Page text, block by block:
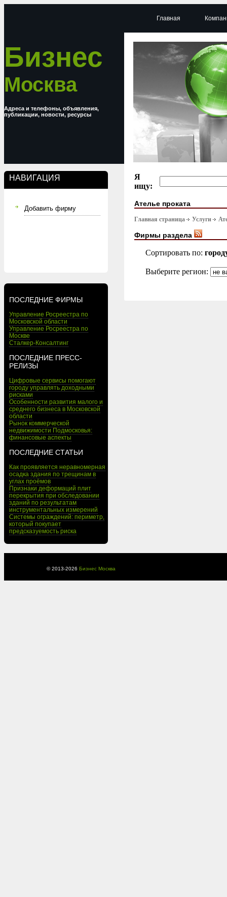
Бизнес
Москва
Адреса и телефоны, объявления,
публикации, новости, ресурсы
НАВИГАЦИЯ
Добавить фирму
ПОСЛЕДНИЕ ФИРМЫ
Управление Росреестра по
Московской области
Управление Росреестра по
Москве
Сталкер-Консалтинг
ПОСЛЕДНИЕ ПРЕСС-
РЕЛИЗЫ
Цифровые сервисы помогают
городу управлять доходными
рисками
Особенности развития малого и
среднего бизнеса в Московской
области
Рынок коммерческой
недвижимости Подмосковья:
финансовые аспекты
ПОСЛЕДНИЕ СТАТЬИ
Как проявляется неравномерная
осадка здания по трещинам в
углах проёмов
Признаки деформаций плит
перекрытия при обследовании
зданий по результатам
инструментальных измерений
Системы ограждений: периметр,
который покупает
предсказуемость риска
Главная
Я
ищу:
Ателье проката
Главная страница Услуги
Фирмы раздела
Сортировать по:
Выберите регион:
© 2013-2026 Бизнес Москва